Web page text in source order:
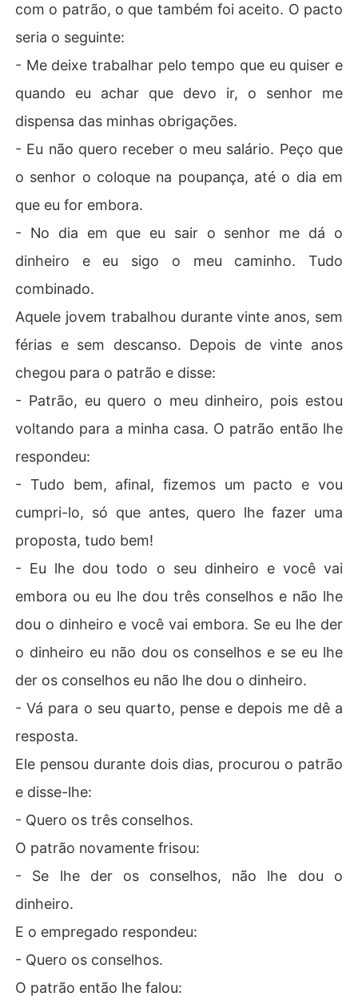
com o patrão, o que também foi aceito. O pacto
seria o seguinte:
- Me deixe trabalhar pelo tempo que eu quiser e
quando eu achar que devo ir, o senhor me
dispensa das minhas obrigações.
- Eu não quero receber o meu salário. Peço que
o senhor o coloque na poupança, até o dia em
que eu for embora.
- No dia em que eu sair o senhor me dá o
dinheiro e eu sigo o meu caminho. Tudo
combinado.
Aquele jovem trabalhou durante vinte anos, sem
férias e sem descanso. Depois de vinte anos
chegou para o patrão e disse:
- Patrão, eu quero o meu dinheiro, pois estou
voltando para a minha casa. O patrão então lhe
respondeu:
- Tudo bem, afinal, fizemos um pacto e vou
cumpri-lo, só que antes, quero lhe fazer uma
proposta, tudo bem!
- Eu lhe dou todo o seu dinheiro e você vai
embora ou eu lhe dou três conselhos e não lhe
dou o dinheiro e você vai embora. Se eu lhe der
o dinheiro eu não dou os conselhos e se eu lhe
der os conselhos eu não lhe dou o dinheiro.
- Vá para o seu quarto, pense e depois me dê a
resposta.
Ele pensou durante dois dias, procurou o patrão
e disse-lhe:
- Quero os três conselhos.
O patrão novamente frisou:
- Se lhe der os conselhos, não lhe dou o
dinheiro.
E o empregado respondeu:
- Quero os conselhos.
O patrão então lhe falou: